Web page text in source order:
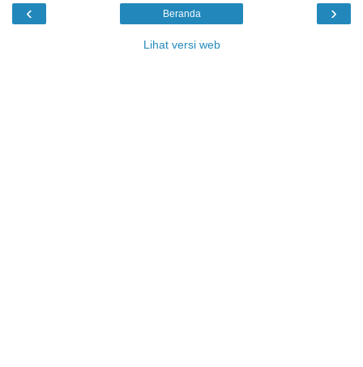
‹ ›
Beranda
Lihat versi web